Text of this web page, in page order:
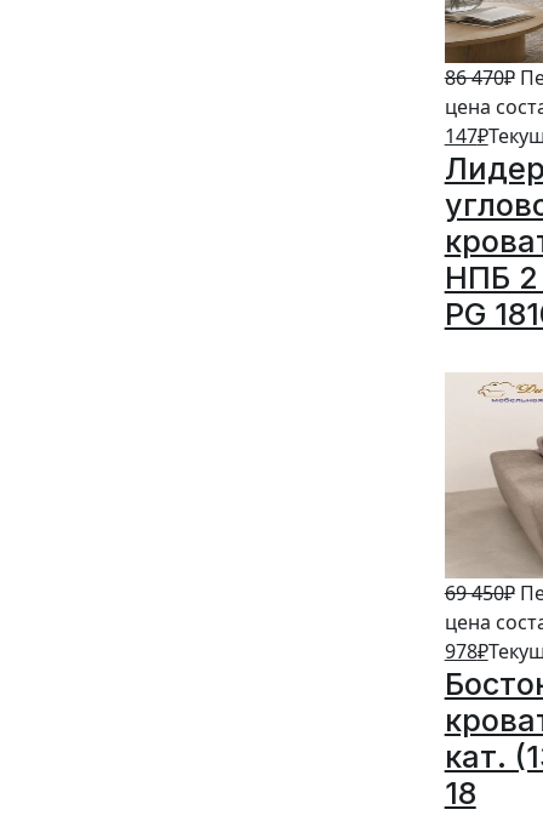
86 470₽
цена
147₽
НПБ 2
PG
69 450₽
цена
978₽
кат.
18